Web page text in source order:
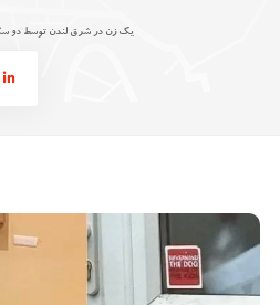
یک زن در شرق لندن توسط دو‌